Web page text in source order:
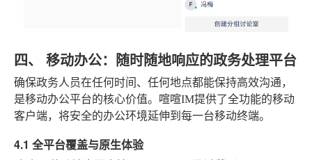
四、 移动办公：随时随地响应的政务处理平台
确保政务人员在任何时间、任何地点都能保持高效沟通，
是移动办公平台的核心价值。喧喧IM提供了全功能的移动
客户端，将安全的办公环境延伸到每一台移动终端。
4.1 全平台覆盖与原生体验